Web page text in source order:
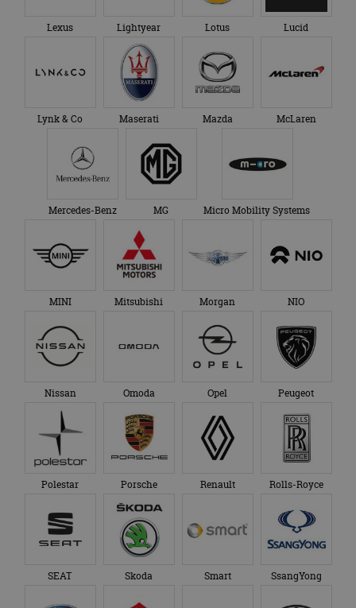
Lexus Lightyear Lotus Lucid
Lynk & Co Maserati Mazda McLaren
Mercedes-Benz MG Micro Mobility Systems
MINI Mitsubishi Morgan NIO
Nissan Omoda Opel Peugeot
Polestar Porsche Renault Rolls-Royce
SEAT Skoda Smart SsangYong